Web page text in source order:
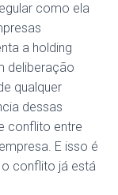
como ela
a holding
deliberação
qualquer
dessas
conflito entre
E isso é
conflito já está